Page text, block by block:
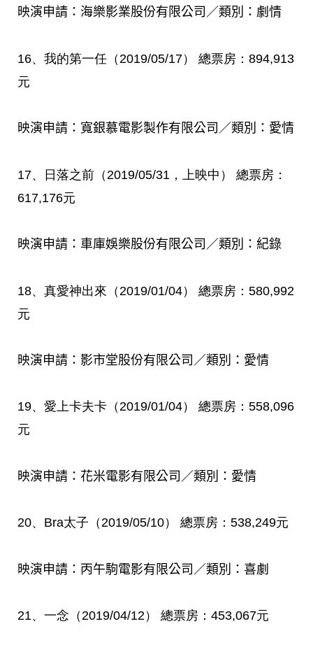
映演申請：海樂影業股份有限公司／類別：劇情
16、我的第一任（ 2019/05/17） 總票房： 894,913
元
映演申請：寬銀慕電影製作有限公司／類別：愛情
17、日落之前（ 2019/05/31 ， 上映中 ）
總票房：
617,176元
映演申請：車庫娛樂股份有限公司／類別：紀錄
18、真愛神出來（ 2019/01/04） 總票房： 580,992
元
映演申請：影市堂股份有限公司／類別：愛情
19、愛上卡夫卡（2019/01/04） 總票房： 558,096
元
映演申請：花米電影有限公司／類別：愛情
20、 Bra太子（2019/05/10） 總票房： 538,249元
映演申請：丙午駒電影有限公司／類別：喜劇
21、一念（2019/04/12） 總票房： 453,067元